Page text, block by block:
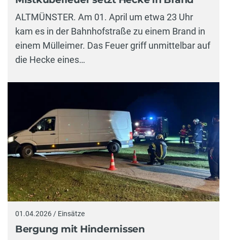
ALTMÜNSTER. Am 01. April um etwa 23 Uhr
kam es in der Bahnhofstraße zu einem Brand in
einem Mülleimer. Das Feuer griff unmittelbar auf
die Hecke eines…
01.04.2026 / Einsätze
Bergung mit Hindernissen